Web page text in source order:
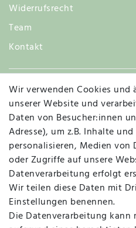
Widerrufsrecht
Team
Kontakt
Vertrag
MAPALI VOR ORT
Herzogstraße 10
Wir verwenden Cookies
unserer Website und
Daten von Besucher:innen
Adresse), um z.B. Inhalte
personalisieren, Medien
oder Zugriffe auf unsere
Datenverarbeitung erfolgt
Wir teilen diese Daten mit
Einstellungen benennen.
Die Datenverarbeitung